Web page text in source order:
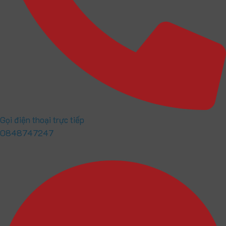
Gọi điện thoại trực tiếp
0848747247